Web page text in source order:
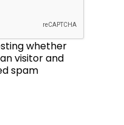
whether
visitor and
spam